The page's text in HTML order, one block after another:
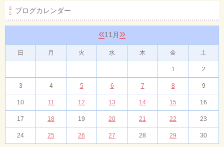
ブログカレンダー
«11月 »
日 月 火 水 木 金 土
1 2
3 4 5 6 7 8 9
10 11 12 13 14 15 16
17 18 19 20 21 22 23
24 25 26 27 28 29 30